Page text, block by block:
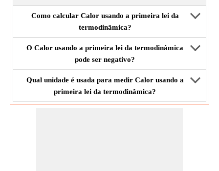
Como calcular Calor usando a primeira lei da
termodinâmica?
O Calor usando a primeira lei da termodinâmica
pode ser negativo?
Qual unidade é usada para medir Calor usando a
primeira lei da termodinâmica?